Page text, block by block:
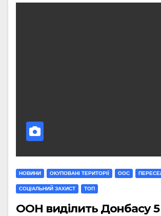
НОВИНИ ОКУПОВАНІ ТЕРИТОРІЇ ООС
СОЦІАЛЬНИЙ ЗАХИСТ ТОП
ООН виділить Донбасу